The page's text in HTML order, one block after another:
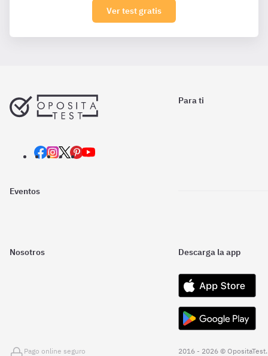
Ver test gratis
Para ti
Eventos
Nosotros Descarga la app
Pago online seguro
2016 - 2026 © OpositaTest.